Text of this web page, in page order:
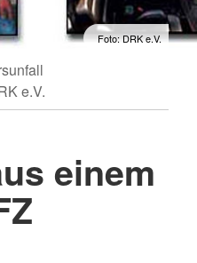
Foto: DRK e.V.
e.V.
einem